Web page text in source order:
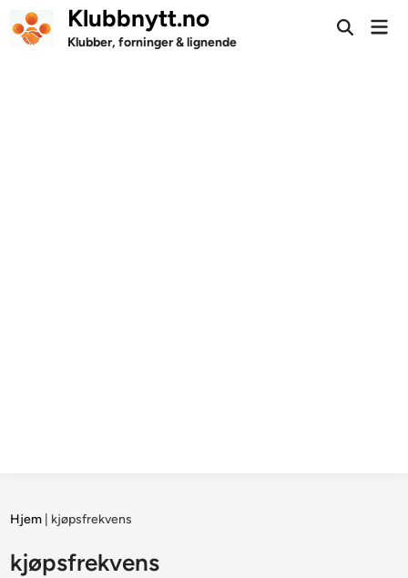
Skip
to
Klubbnytt.no
Klubber, forninger & lignende
Open
Hjem kjøpsfrekvens
kjøpsfrekvens